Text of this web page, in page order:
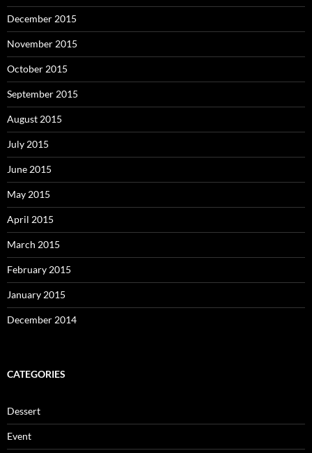
December 2015
November 2015
October 2015
September 2015
August 2015
July 2015
June 2015
May 2015
April 2015
March 2015
February 2015
January 2015
December 2014
CATEGORIES
Dessert
Event